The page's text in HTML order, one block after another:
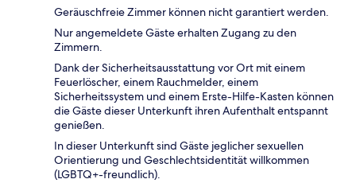
Geräuschfreie Zimmer können nicht garantiert werden.
Nur angemeldete Gäste erhalten Zugang zu den
Zimmern.
Dank der Sicherheitsausstattung vor Ort mit einem
Feuerlöscher, einem Rauchmelder, einem
Sicherheitssystem und einem Erste-Hilfe-Kasten können
die Gäste dieser Unterkunft ihren Aufenthalt entspannt
genießen.
In dieser Unterkunft sind Gäste jeglicher sexuellen
Orientierung und Geschlechtsidentität willkommen
(LGBTQ+-freundlich).